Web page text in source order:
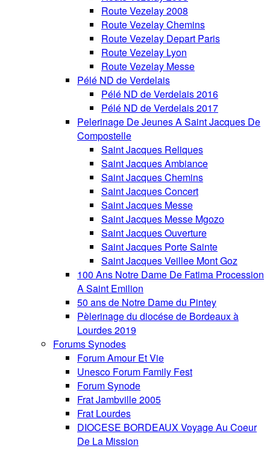
Route Vezelay 2008
Route Vezelay Chemins
Route Vezelay Depart Paris
Route Vezelay Lyon
Route Vezelay Messe
Pélé ND de Verdelais
Pélé ND de Verdelais 2016
Pélé ND de Verdelais 2017
Pelerinage De Jeunes A Saint Jacques De
Compostelle
Saint Jacques Reliques
Saint Jacques Ambiance
Saint Jacques Chemins
Saint Jacques Concert
Saint Jacques Messe
Saint Jacques Messe Mgozo
Saint Jacques Ouverture
Saint Jacques Porte Sainte
Saint Jacques Veillee Mont Goz
100 Ans Notre Dame De Fatima Procession
A Saint Emilion
50 ans de Notre Dame du Pintey
Pèlerinage du diocése de Bordeaux à
Lourdes 2019
Forums Synodes
Forum Amour Et Vie
Unesco Forum Family Fest
Forum Synode
Frat Jambville 2005
Frat Lourdes
DIOCESE BORDEAUX Voyage Au Coeur
De La Mission